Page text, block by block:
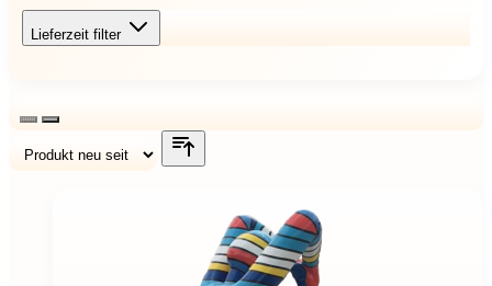
Lieferzeit filter